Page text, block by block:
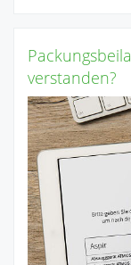
verstanden?